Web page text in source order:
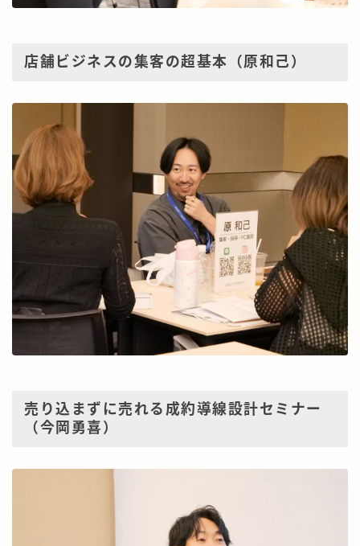
店舗ビジネスの集客の超基本（原和己）
売り込まずに売れる成約導線設計セミナー
（今岡勇喜）